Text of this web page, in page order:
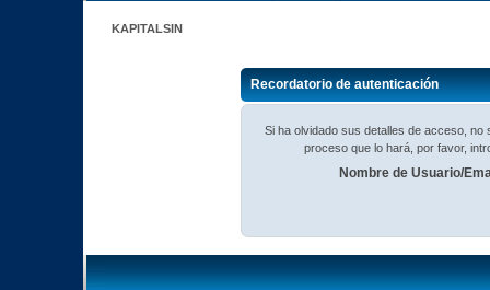
KAPITALSIN
Recordatorio de autenticación
Si ha olvidado sus detalles de acceso,
proceso que lo hará, por favor,
Nombre de Usuario/